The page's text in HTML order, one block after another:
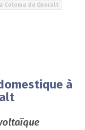
Coloma de Queralt
à